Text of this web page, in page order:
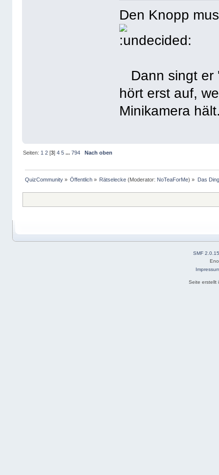
Den Knopp
Dann singt er
hört erst auf,
Minikamera
Seiten: 1 2[3] 4 5 ... 794 Nach oben
QuizCommunity» Öffentlich » Rätselecke (Moderator: NoTeaForMe) » Das
SMF 2.0.15
Seite erstellt